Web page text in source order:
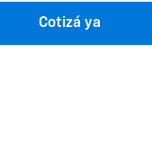
Cotizá ya